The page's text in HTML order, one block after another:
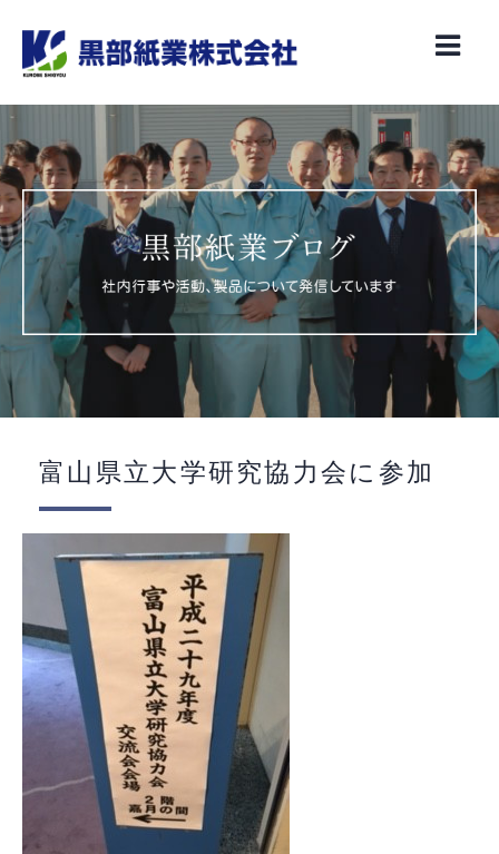
content
富山県立大学研究協力会に参加